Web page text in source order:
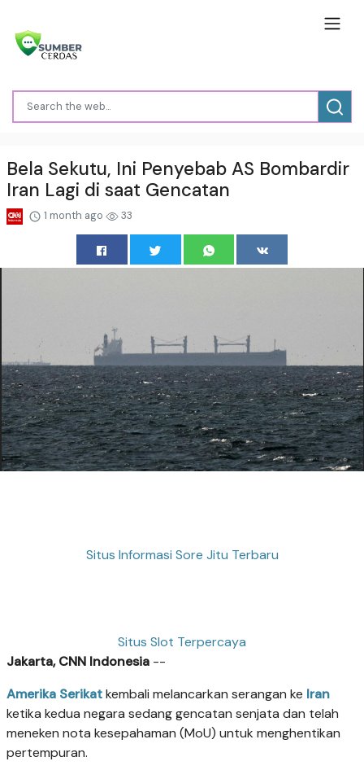
Bela Sekutu, Ini Penyebab AS Bombardir
Iran Lagi di saat Gencatan
1 month ago 33
Situs Informasi Sore Jitu Terbaru
Situs Slot Terpercaya
Jakarta, CNN Indonesia --
Amerika Serikatkembali melancarkan serangan ke Iran
ketika kedua negara sedang gencatan senjata dan telah
meneken nota kesepahaman (MoU) untuk menghentikan
pertempuran.